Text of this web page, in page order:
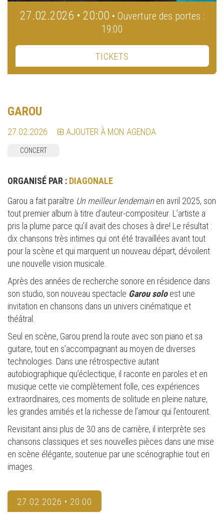
27.02.2026 • 20:00 • Ouverture des portes :
19:00
TICKETS
GAROU
27.02.2026 AJOUTER À MON AGENDA
CONCERT
ORGANISÉ PAR : DIAGONALE
Garou a fait paraître Un meilleur lendemainen avril 2025, son
tout premier album à titre d’auteur-compositeur. L’artiste a
pris la plume parce qu’il avait des choses à dire! Le résultat :
dix chansons très intimes qui ont été travaillées avant tout
pour la scène et qui marquent un nouveau départ, dévoilent
une nouvelle vision musicale.
Après des années de recherche sonore en résidence dans
son studio, son nouveau spectacle Garou soloest une
invitation en chansons dans un univers cinématique et
théâtral.
Seul en scène, Garou prend la route avec son piano et sa
guitare, tout en s’accompagnant au moyen de diverses
technologies. Dans une rétrospective autant
autobiographique qu’éclectique, il raconte en paroles et en
musique cette vie complètement folle, ces expériences
extraordinaires, ces moments de solitude en pleine nature,
les grandes amitiés et la richesse de l’amour qui l’entourent.
Revisitant ainsi plus de 30 ans de carrière, il interprète ses
chansons classiques et ses nouvelles pièces dans une mise
en scène élégante, soutenue par une scénographie tout en
images.
27.02.2026 • 20:00